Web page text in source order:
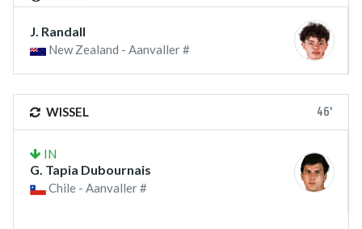
J. Randall
New Zealand - Aanvaller #
WISSEL 46'
IN
G. Tapia Dubournais
Chile - Aanvaller #